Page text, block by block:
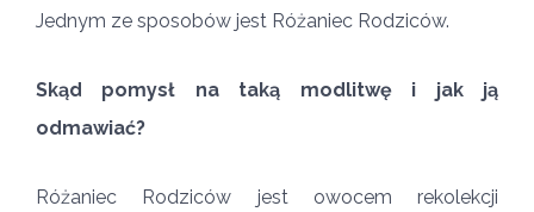
Jednym ze sposobów jest Różaniec Rodziców.
Skąd pomysł na taką modlitwę i jak ją
odmawiać?
Różaniec Rodziców jest owocem rekolekcji